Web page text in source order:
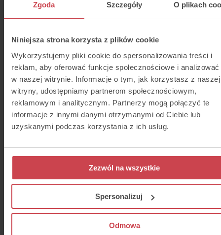
Zgoda Szczegóły O plikach
Niniejsza strona korzysta z plików cookie
Wykorzystujemy pliki cookie do spersonalizowania treści i
reklam, aby oferować funkcje społecznościowe i
w naszej witrynie. Informacje o tym, jak korzystasz z naszej
witryny, udostępniamy partnerom społecznościowym,
reklamowym i analitycznym. Partnerzy mogą połączyć te
informacje z innymi danymi otrzymanymi od Ciebie lub
uzyskanymi podczas korzystania z ich usług.
Zezwól na wszystkie
Spersonalizuj
Odmowa
Thulium sp. z o.o.
Ocean Office Park,
Stanisława Klimeckiego 4
30-705 Kraków
NIP
REGON
122496015
KRS: